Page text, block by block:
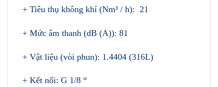
+ Tiêu thụ không khí (Nm³ / h): 21
+ Mức âm thanh (dB (A)): 81
+ Vật liệu (vòi phun): 1.4404 (316L)
+ Kết nối: G 1/8 “